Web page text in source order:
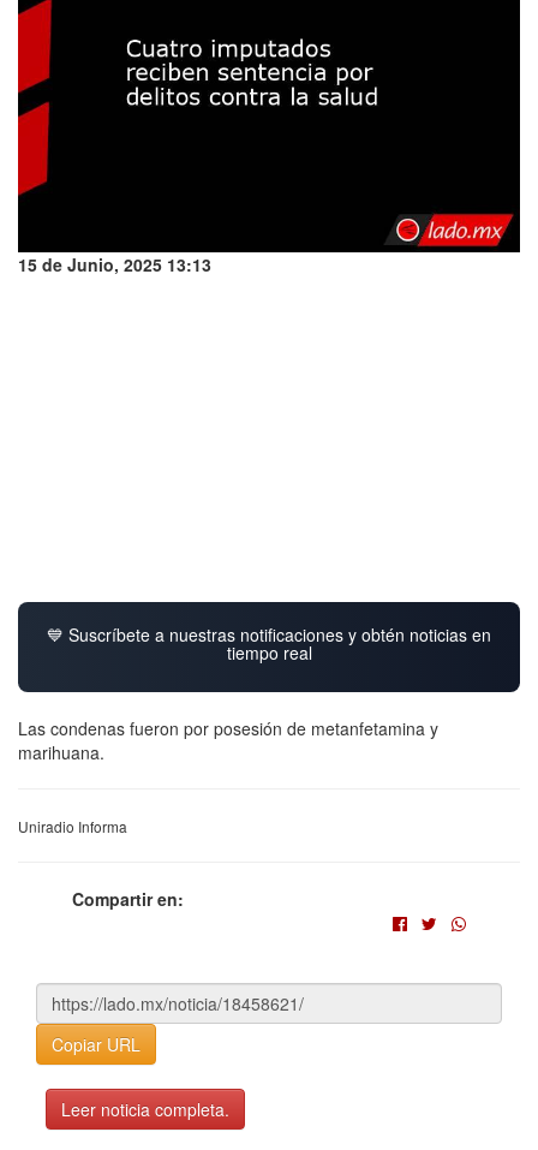
15 de Junio, 2025 13:13
💙 Suscríbete a nuestras notificaciones y obtén noticias en
tiempo real
Las condenas fueron por posesión de metanfetamina y
marihuana.
Uniradio Informa
Compartir en:
Copiar URL
Leer noticia completa.